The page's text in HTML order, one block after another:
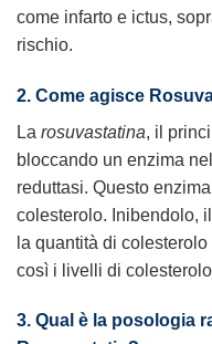
come infarto e ictus,
rischio.
2. Come agisce
La rosuvastatina, il
bloccando un enzima
reduttasi. Questo
colesterolo. Inibendolo,
la quantità di
così i livelli di
3. Qual è la posologia